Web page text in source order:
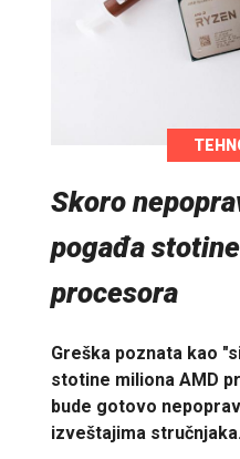
Skoro
pogađa
procesora
Greška poznata kao
stotine miliona AMD
bude gotovo
izveštajima